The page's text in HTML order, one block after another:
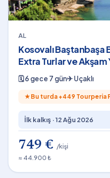
AL
Kosovalı Baştanbaşa
Extra Turlar ve
SKP
🗓6 gece 7 gün✈Uçaklı
★ Bu turda +449 Tourperia
İlk kalkış ·12 Ağu 2026
749 € /kişi
≈ 44.900 ₺